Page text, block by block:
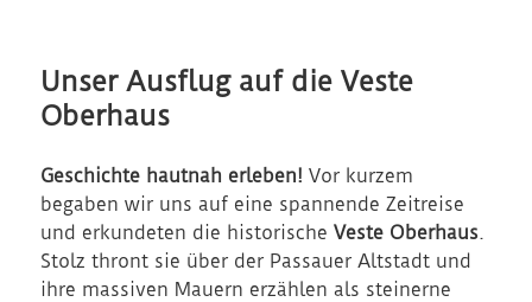
Unser Ausflug auf die Veste
Oberhaus
Geschichte hautnah erleben! Vor kurzem
begaben wir uns auf eine spannende Zeitreise
und erkundeten die historischeVeste Oberhaus.
Stolz thront sie über der Passauer Altstadt und
ihre massiven Mauern erzählen als steinerne